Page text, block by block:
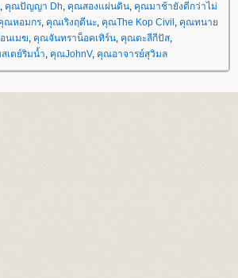
, คุณปัญญา Dh, คุณสองแผ่นดิน, คุณมาช้ายังดีกว่าไม่
ณหอมกร, คุณเริงฤดีนะ, คุณThe Kop Civil , คุณทนา
นเมฆ, คุณจันทราน็อคเทิร์น, คุณตะลีกีปัส,
เตย์ริมน้ำ, คุณJohnV, คุณอาจารย์สุวิมล